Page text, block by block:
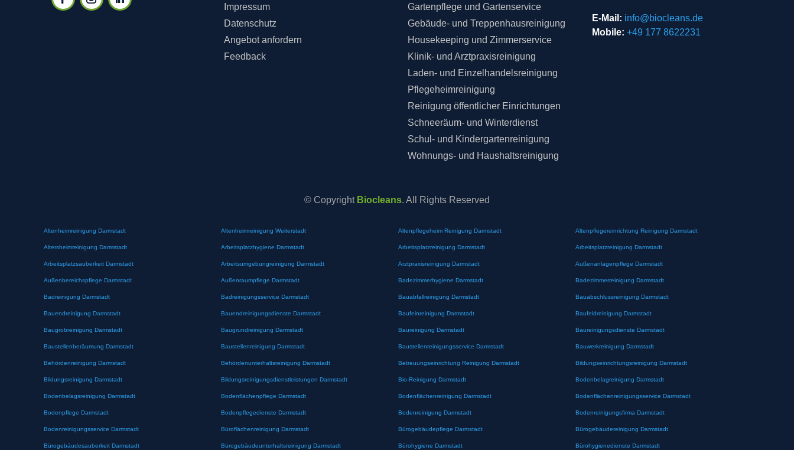
Impressum
Datenschutz
Angebot anfordern
Feedback
Gartenpflege und Gartenservice
Gebäude- und Treppenhausreinigung
Housekeeping und Zimmerservice
Klinik- und Arztpraxisreinigung
Laden- und Einzelhandelsreinigung
Pflegeheimreinigung
Reinigung öffentlicher Einrichtungen
Schneeräum- und Winterdienst
Schul- und Kindergartenreinigung
Wohnungs- und Haushaltsreinigung
E-Mail: info@biocleans.de
Mobile: +49 177 8622231
© Copyright Biocleans. All Rights Reserved
Altenheimreinigung Darmstadt Altenheimreinigung Weiterstadt Altenpflegeheim Reinigung Darmstadt Altenpflegereinrichtung Reinigung Darmstadt
Altersheimreinigung Darmstadt Arbeitsplatzhygiene Darmstadt Arbeitsplatzreinigung Darmstadt Arbeitsplatzreinigung Darmstadt
Arbeitsplatzsauberkeit Darmstadt Arbeitsumgebungreinigung Darmstadt Arztpraxisreinigung Darmstadt Außenanlagenpflege Darmstadt
Außenbereichspflege Darmstadt Außenraumpflege Darmstadt Badezimmerhygiene Darmstadt Badezimmerreinigung Darmstadt
Badreinigung Darmstadt Badreinigungsservice Darmstadt Bauabfallreinigung Darmstadt Bauabschlussreinigung Darmstadt
Bauendreinigung Darmstadt Bauendreinigungsdienste Darmstadt Baufeinreinigung Darmstadt Baufeldreinigung Darmstadt
Baugrobreinigung Darmstadt Baugrundreinigung Darmstadt Baureinigung Darmstadt Baureinigungsdienste Darmstadt
Baustellenberäumung Darmstadt Baustellenreinigung Darmstadt Baustellenreinigungsservice Darmstadt Bauwerkreinigung Darmstadt
Behördenreinigung Darmstadt Behördenunterhaltsreinigung Darmstadt Betreuungseinrichtung Reinigung Darmstadt Bildungseinrichtungsreinigung Darmstadt
Bildungsreinigung Darmstadt Bildungsreinigungsdienstleistungen Darmstadt Bio-Reinigung Darmstadt Bodenbelagreinigung Darmstadt
Bodenbelagsreinigung Darmstadt Bodenflächenpflege Darmstadt Bodenflächenreinigung Darmstadt Bodenflächenreinigungsservice Darmstadt
Bodenpflege Darmstadt Bodenpflegedienste Darmstadt Bodenreinigung Darmstadt Bodenreinigungsfirma Darmstadt
Bodenreinigungsservice Darmstadt Büroflächenreinigung Darmstadt Bürogebäudepflege Darmstadt Bürogebäudereinigung Darmstadt
Bürogebäudesauberkeit Darmstadt Bürogebäudeunterhaltsreinigung Darmstadt Bürohygiene Darmstadt Bürohygienedienste Darmstadt